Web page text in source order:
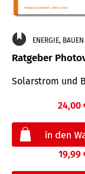
ENERGIE,
Ratgeber
Solarstrom und
24,00
19,99